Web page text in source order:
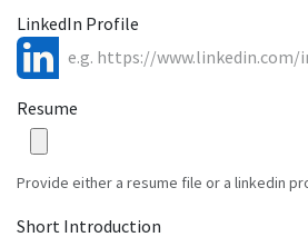
LinkedIn Profile
Resume
Provide either a resume file or a linkedin
Short Introduction